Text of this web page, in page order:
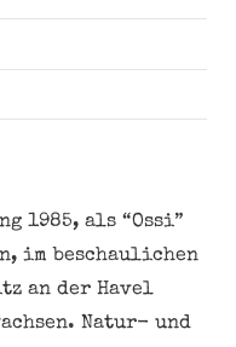
1985, als “Ossi”
im beschaulichen
an der Havel
Natur- und